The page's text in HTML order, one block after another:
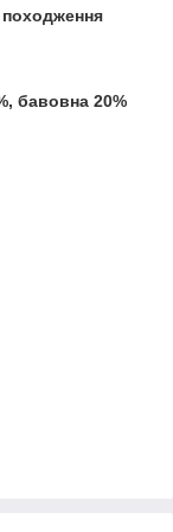
бавовна 20%